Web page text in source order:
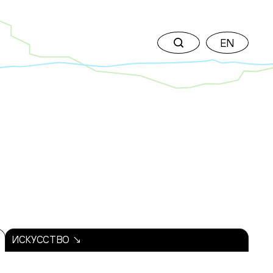
EN
ИСКУССТВО ↘